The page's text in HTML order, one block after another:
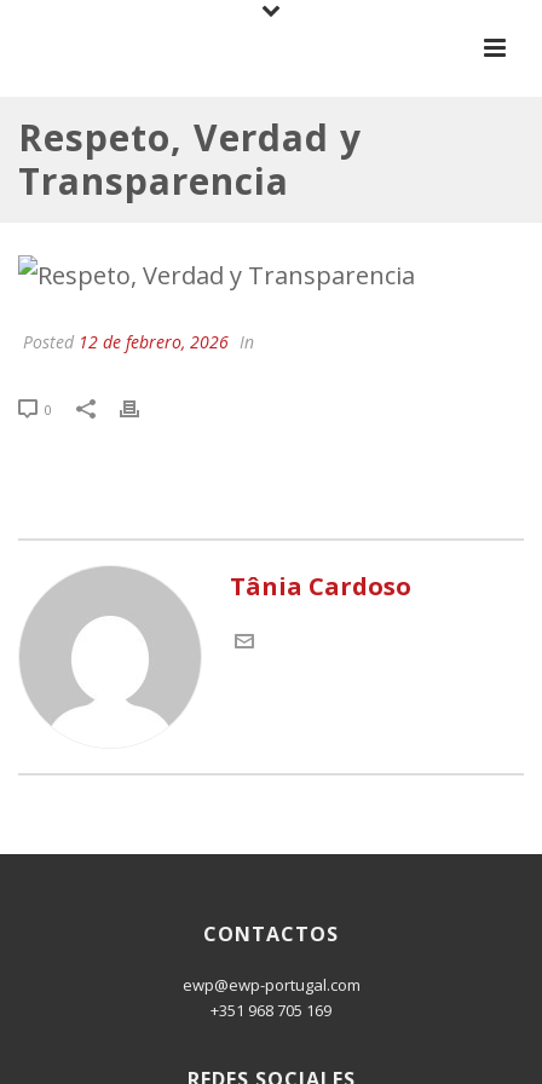
Respeto, Verdad y
Transparencia
Posted 12 de febrero, 2026 In
0
Tânia Cardoso
CONTACTOS
ewp@ewp-portugal.com
+351 968 705 169